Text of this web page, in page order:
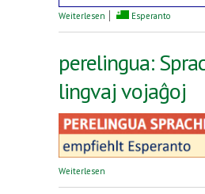
Weiterlesen über Erklärung des
Esperanto
perelingua:
lingvaj vojaĝoj
Weiterlesen